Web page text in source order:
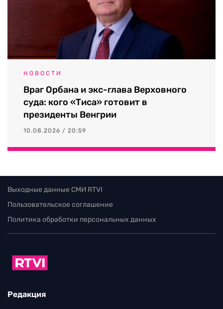
НОВОСТИ
Враг Орбана и экс-глава Верховного
суда: кого «Тиса» готовит в
президенты Венгрии
10.08.2026 / 20:59
Выходные данные СМИ RTVI
Пользовательское соглашение
Политика обработки персональных данных
Редакция